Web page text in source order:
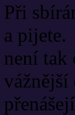
Při
a pijete.
není tak
vážnější